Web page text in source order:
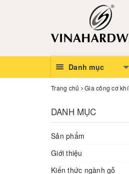
Danh mục
Trang chủ Gia công cơ khí
DANH MỤC
Sản phẩm
Giới thiệu
Kiến thức ngành gỗ